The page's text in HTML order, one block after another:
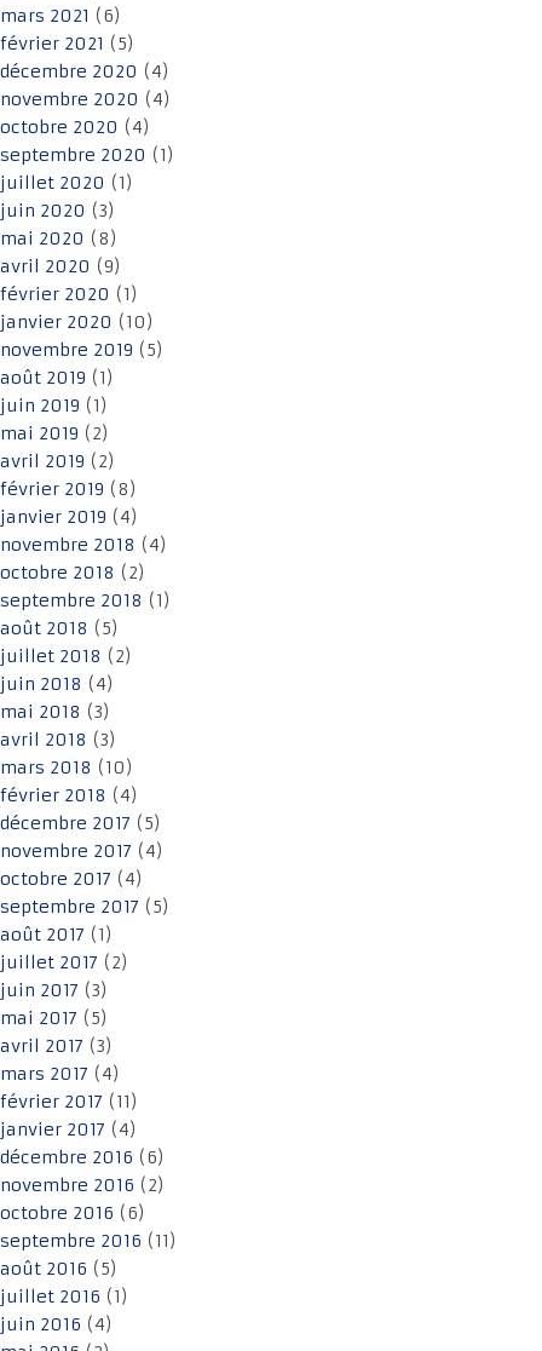
mars 2021 (6)
février 2021 (5)
décembre 2020 (4)
novembre 2020 (4)
octobre 2020 (4)
septembre 2020 (1)
juillet 2020 (1)
juin 2020 (3)
mai 2020 (8)
avril 2020 (9)
février 2020 (1)
janvier 2020 (10)
novembre 2019 (5)
août 2019 (1)
juin 2019 (1)
mai 2019 (2)
avril 2019 (2)
février 2019 (8)
janvier 2019 (4)
novembre 2018 (4)
octobre 2018 (2)
septembre 2018 (1)
août 2018 (5)
juillet 2018 (2)
juin 2018 (4)
mai 2018 (3)
avril 2018 (3)
mars 2018 (10)
février 2018 (4)
décembre 2017 (5)
novembre 2017 (4)
octobre 2017 (4)
septembre 2017 (5)
août 2017 (1)
juillet 2017 (2)
juin 2017 (3)
mai 2017 (5)
avril 2017 (3)
mars 2017 (4)
février 2017 (11)
janvier 2017 (4)
décembre 2016 (6)
novembre 2016 (2)
octobre 2016 (6)
septembre 2016 (11)
août 2016 (5)
juillet 2016 (1)
juin 2016 (4)